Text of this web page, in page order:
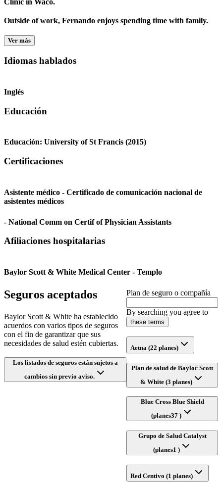
Clinic in Waco.
Outside of work, Fernando enjoys spending time with family.
Ver más
Idiomas hablados
Inglés
Educación
Educación: University of St Francis (2015)
Certificaciones
Asistente médico - Certificado de comunicación nacional de
asistentes médicos
- National Comm on Certif of Physician Assistants
Afiliaciones hospitalarias
Baylor Scott & White Medical Center - Templo
Seguros aceptados
Baylor Scott & White ha establecido
acuerdos con varios tipos de seguros
con el fin de garantizar que sus
necesidades de salud estén cubiertas.
Los listados de seguros están sujetos a
cambios sin previo aviso.
Plan de seguro o compañía
By searching you agree to
these terms
Aetna (22 planes)
Plan de salud de Baylor Scott
& White (3 planes)
Blue Cross Blue Shield
(planes37 )
Grupo de Salud Catalyst
(planes1 )
Red Centivo (1 planes)